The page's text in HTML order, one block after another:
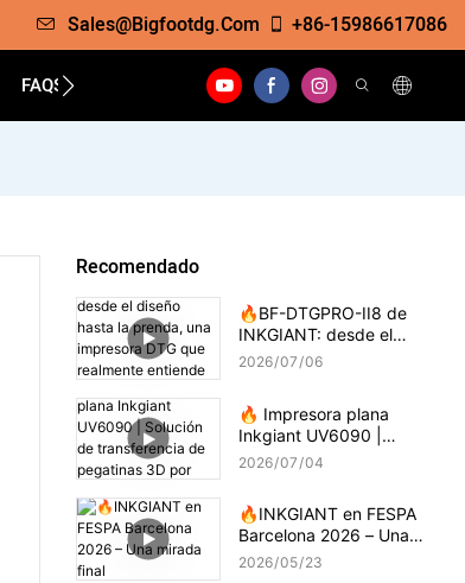
Sales@bigfootdg.com +86-15986617086
FAQS
Recomendado
🔥BF-DTGPRO-II8 de
INKGIANT: desde el
diseño hasta la prenda,
impresión sobre algodón.
2026 07 06
🔥 Impresora plana
Inkgiant UV6090 |
Solución de transferencia
2026 07 04
🔥INKGIANT en FESPA
Barcelona 2026 – Una
mirada final
2026 05 23